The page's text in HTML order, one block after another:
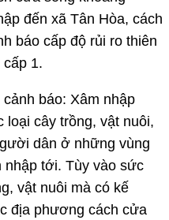
đến xã Tân Hòa, cách
báo cấp độ rủi ro thiên
1.
báo: Xâm nhập
loại cây trồng, vật nuôi,
dân ở những vùng
tới. Tùy vào sức
vật nuôi mà có kế
địa phương cách cửa